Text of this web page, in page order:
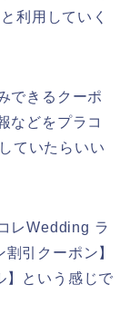
利用していく
できるクーポ
などをプラコ
ていたらいい
レWedding ラ
引クーポン】
】という感じで